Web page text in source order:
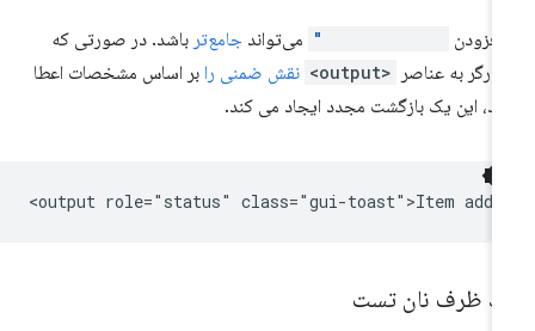
افزودن role="status" می‌تواندجامع‌ترباشد. در صورتی که
به عناصر <output> نقش ضمنی رابر اساس مشخصات اعطا
این یک بازگشت مجدد ایجاد می کند.
ظرف نان تست